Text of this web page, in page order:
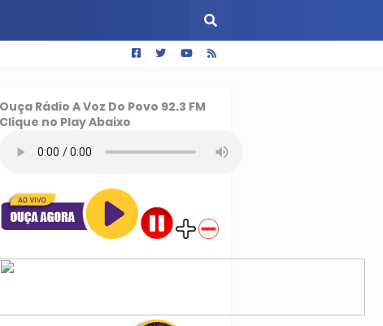
Ouça Rádio A Voz Do Povo 92.3 FM
Clique no Play Abaixo